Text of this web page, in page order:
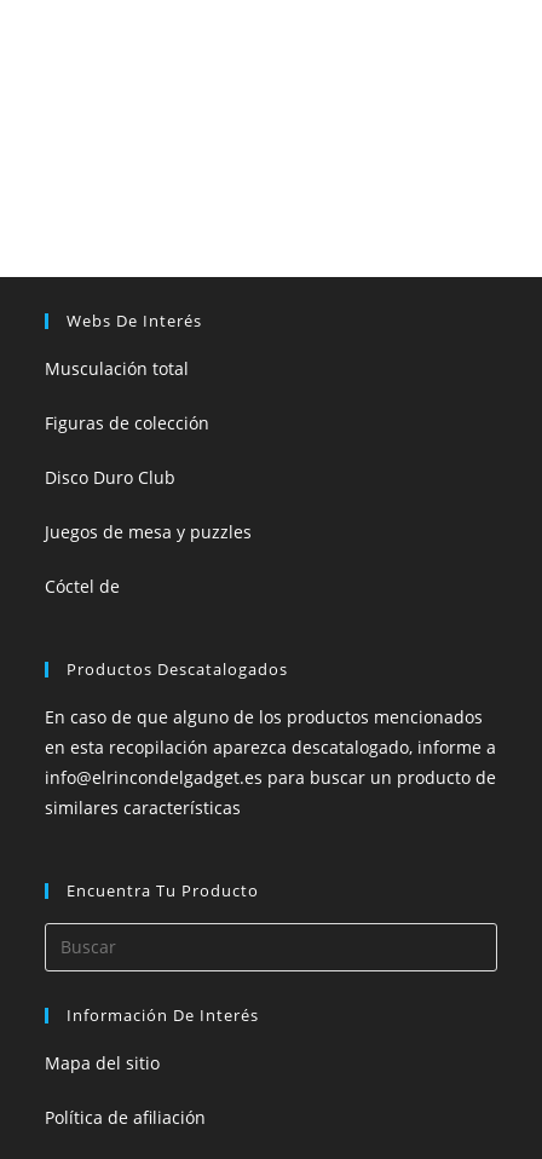
Webs De Interés
Musculación total
Figuras de colección
Disco Duro Club
Juegos de mesa y puzzles
Cóctel de
Productos Descatalogados
En caso de que alguno de los productos mencionados
en esta recopilación aparezca descatalogado, informe a
info@elrincondelgadget.es para buscar un producto de
similares características
Encuentra Tu Producto
Información De Interés
Mapa del sitio
Política de afiliación